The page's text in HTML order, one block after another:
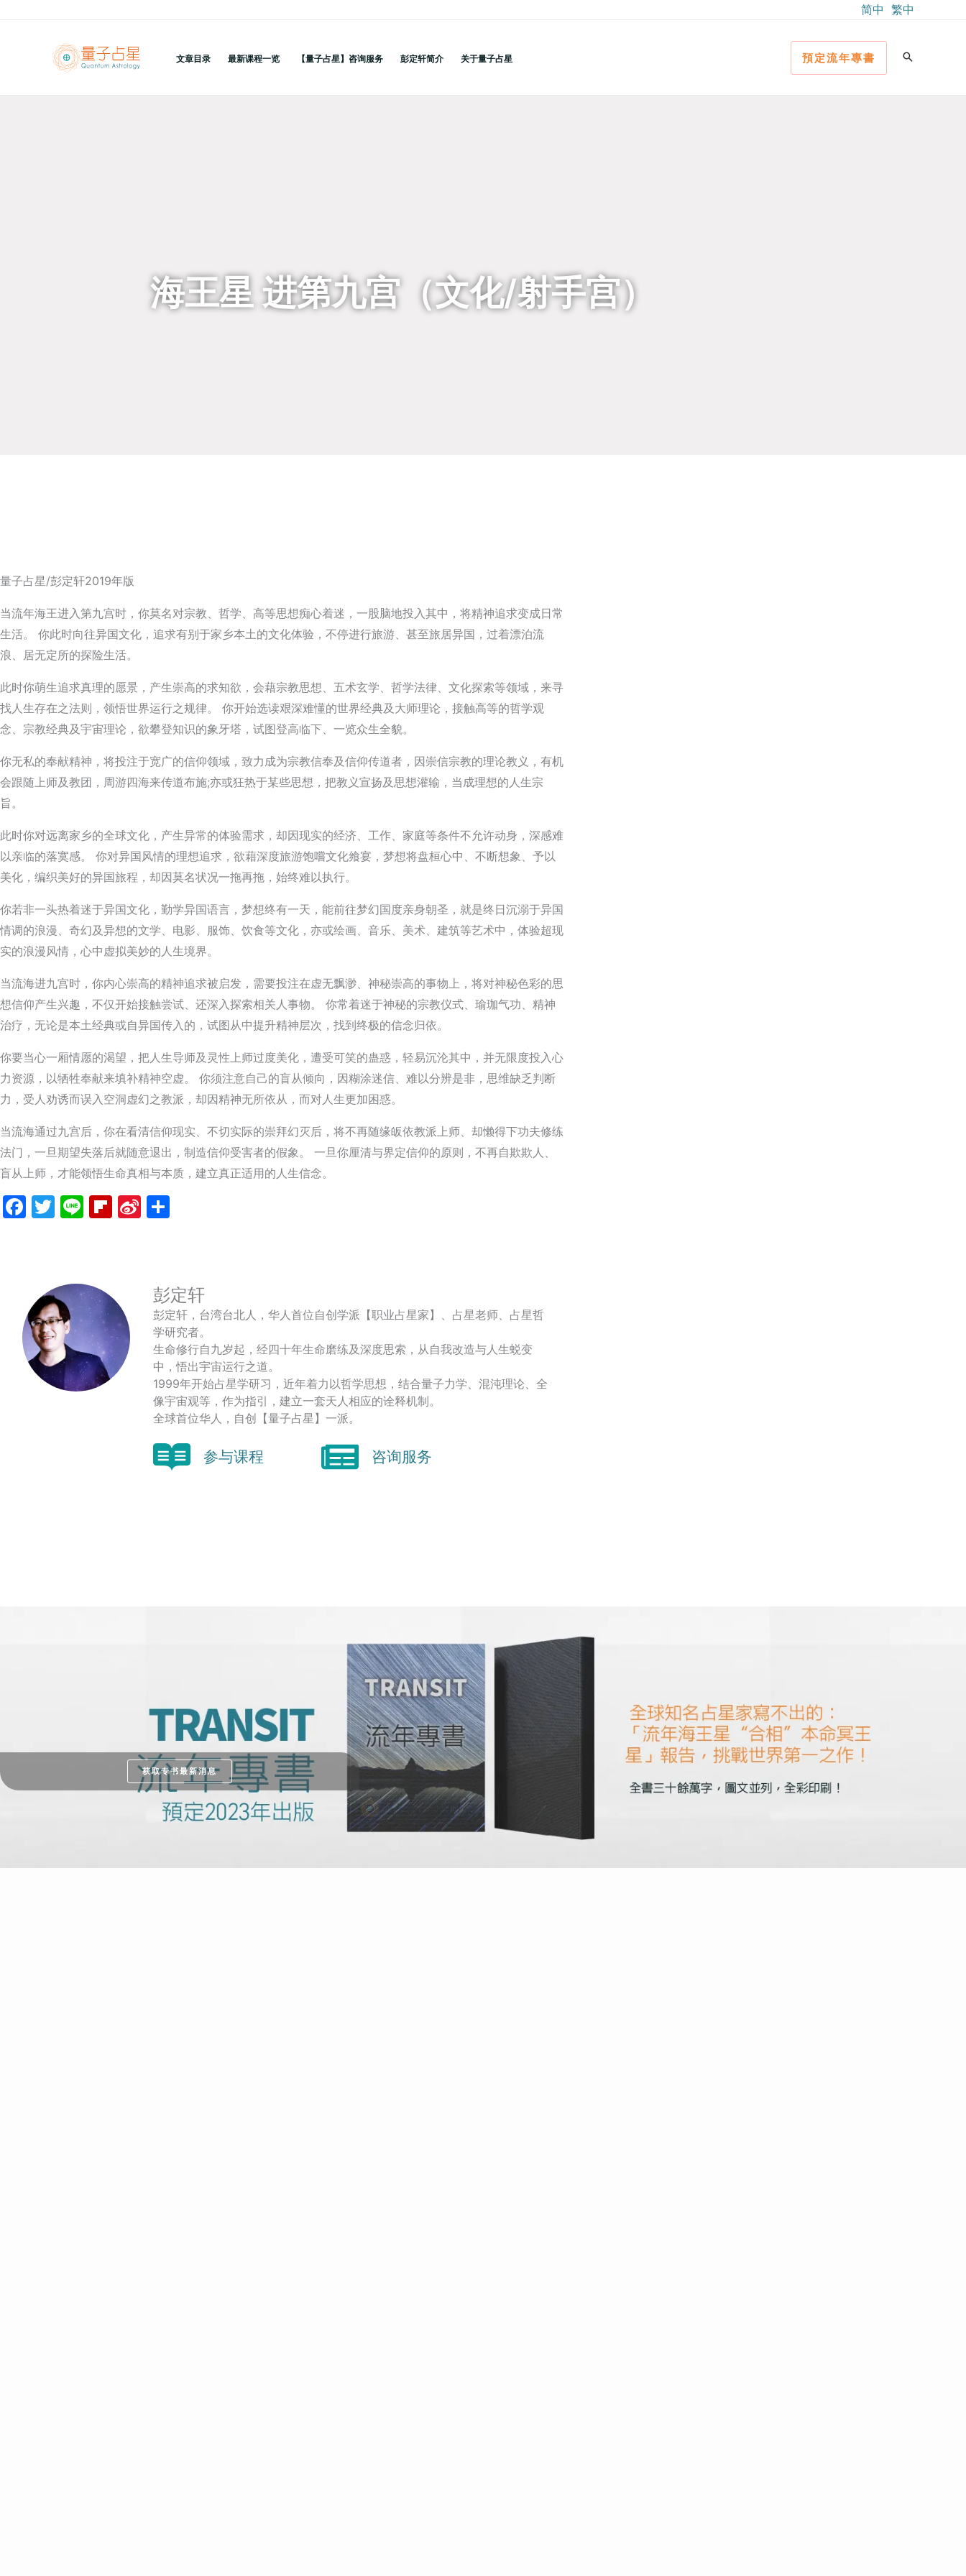
简中 繁中
文章目录 最新课程一览 【量子占星】咨询服务 彭定轩简介 关于量子占星 預定流年專書
海王星 进第九宫（文化/射手宫）
量子占星/彭定轩2019年版
当流年海王进入第九宫时，你莫名对宗教、哲学、高等思想痴心着迷，一股脑地投入其中，将精神追求变成日常
生活。 你此时向往异国文化，追求有别于家乡本土的文化体验，不停进行旅游、甚至旅居异国，过着漂泊流
浪、居无定所的探险生活。
此时你萌生追求真理的愿景，产生崇高的求知欲，会藉宗教思想、五术玄学、哲学法律、文化探索等领域，来寻
找人生存在之法则，领悟世界运行之规律。 你开始选读艰深难懂的世界经典及大师理论，接触高等的哲学观
念、宗教经典及宇宙理论，欲攀登知识的象牙塔，试图登高临下、一览众生全貌。
你无私的奉献精神，将投注于宽广的信仰领域，致力成为宗教信奉及信仰传道者，因崇信宗教的理论教义，有机
会跟随上师及教团，周游四海来传道布施;亦或狂热于某些思想，把教义宣扬及思想灌输，当成理想的人生宗
旨。
此时你对远离家乡的全球文化，产生异常的体验需求，却因现实的经济、工作、家庭等条件不允许动身，深感难
以亲临的落寞感。 你对异国风情的理想追求，欲藉深度旅游饱嚐文化飨宴，梦想将盘桓心中、不断想象、予以
美化，编织美好的异国旅程，却因莫名状况一拖再拖，始终难以执行。
你若非一头热着迷于异国文化，勤学异国语言，梦想终有一天，能前往梦幻国度亲身朝圣，就是终日沉溺于异国
情调的浪漫、奇幻及异想的文学、电影、服饰、饮食等文化，亦或绘画、音乐、美术、建筑等艺术中，体验超现
实的浪漫风情，心中虚拟美妙的人生境界。
当流海进九宫时，你内心崇高的精神追求被启发，需要投注在虚无飘渺、神秘崇高的事物上，将对神秘色彩的思
想信仰产生兴趣，不仅开始接触尝试、还深入探索相关人事物。 你常着迷于神秘的宗教仪式、瑜珈气功、精神
治疗，无论是本土经典或自异国传入的，试图从中提升精神层次，找到终极的信念归依。
你要当心一厢情愿的渴望，把人生导师及灵性上师过度美化，遭受可笑的蛊惑，轻易沉沦其中，并无限度投入心
力资源，以牺牲奉献来填补精神空虚。 你须注意自己的盲从倾向，因糊涂迷信、难以分辨是非，思维缺乏判断
力，受人劝诱而误入空洞虚幻之教派，却因精神无所依从，而对人生更加困惑。
当流海通过九宫后，你在看清信仰现实、不切实际的崇拜幻灭后，将不再随缘皈依教派上师、却懒得下功夫修练
法门，一旦期望失落后就随意退出，制造信仰受害者的假象。 一旦你厘清与界定信仰的原则，不再自欺欺人、
盲从上师，才能领悟生命真相与本质，建立真正适用的人生信念。
Facebook
Twitter
LineFlipboard
Sina
彭定轩
彭定轩，台湾台北人，华人首位自创学派【职业占星家】、占星老师、占星哲
学研究者。
生命修行自九岁起，经四十年生命磨练及深度思索，从自我改造与人生蜕变
中，悟出宇宙运行之道。
1999年开始占星学研习，近年着力以哲学思想，结合量子力学、混沌理论、全
像宇宙观等，作为指引，建立一套天人相应的诠释机制。
全球首位华人，自创【量子占星】一派。
参与课程 咨询服务
获取专书最新消息